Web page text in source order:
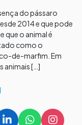
do pássaro
2014 e que pode
que o animal é
como o
de-marfim. Em
animais […]